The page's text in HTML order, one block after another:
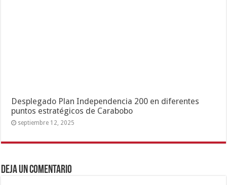
Desplegado Plan Independencia 200 en diferentes
puntos estratégicos de Carabobo
septiembre 12, 2025
Deja un comentario